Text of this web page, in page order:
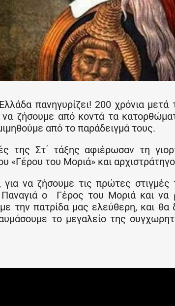
πανηγυρίζει! 200 χρόνια μετά
να ζήσουμε από κοντά τα
από το παράδειγμά τους.
της Στ΄ τάξης αφιέρωσαν τη
του Μοριά» και
για να ζήσουμε τις πρώτες
ο Γέρος του Μοριά και να
την πατρίδα μας ελεύθερη, και
το μεγαλείο της